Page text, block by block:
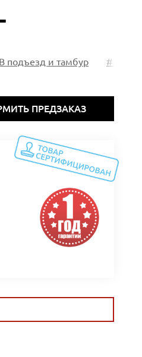
подъезд и тамбур
ПРЕДЗАКАЗ